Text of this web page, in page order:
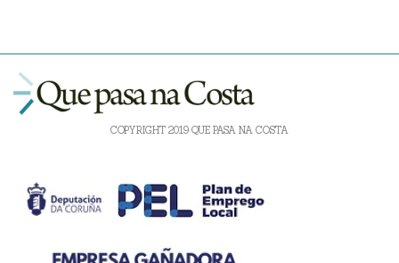
COPYRIGHT 2019 QUE PASA NA COSTA